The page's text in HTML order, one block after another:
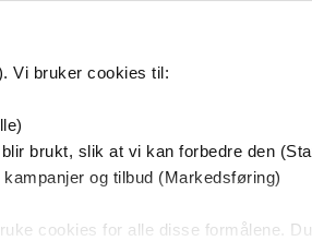
Vi bruker cookies til:
brukt, slik at vi kan forbedre den
og tilbud (Markedsføring)
cookies for alle disse formålene.
Premium